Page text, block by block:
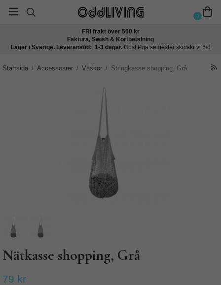
0
FRI frakt över 500 kr
Faktura, Swish & Kortbetalning
Lager i Sverige. Leveranstid: 1-3 dagar. Obs! Pga semester skicakr vi 6/8
Startsida / Accessoarer / Väskor / Stringkasse shopping, Grå
Nätkasse shopping, Grå
79 kr